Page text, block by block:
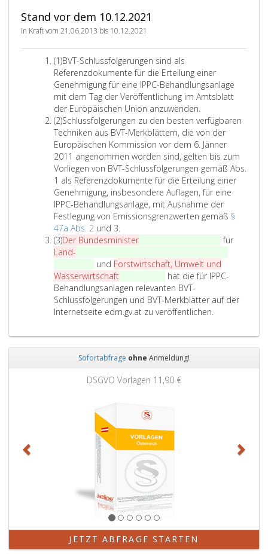
r
u
e
n
z
u
d
e
n
b
e
s
t
e
n
v
e
r
ü
b
a
r
n
e
c
n
B
V
T
-
M
Stand vor dem 10.12.2021
In Kraft vom 21.06.2013 bis 10.12.2021
(1)A
b
s
a
t
z
e
i
n
s
BVT-Schlussfolgerungen sind als
Referenzdokumente für die Erteilung einer
Genehmigung für eine IPPC-Behandlungsanlage
mit dem Tag der Veröffentlichung im Amtsblatt
der Europäischen Union anzuwenden.
(2)A
b
s
a
t
z
2
Schlussfolgerungen zu den besten verfügbaren
Techniken aus BVT-Merkblättern, die von der
Europäischen Kommission vor dem 6. Jänner
2011 angenommen worden sind, gelten bis zum
Vorliegen von BVT-Schlussfolgerungen gemäß Abs.
1 als Referenzdokumente für die Erteilung einer
Genehmigung, insbesondere Auflagen, für eine
IPPC-Behandlungsanlage, mit Ausnahme der
Festlegung von Emissionsgrenzwerten gemäß §
47a Abs. 2 und 3.
c
l
s
s
f
l
g
e
r
u
n
b
e
t
e
(3)A
b
a
t
z
3
Der Bundesminister
für
Land-
und Forstwirtschaft, Umwelt und
Wasserwirtschaft
hat die für IPPC-
Behandlungsanlagen relevanten BVT-
Schlussfolgerungen und BVT-Merkblätter auf der
Internetseite edm.gv.at zu veröffentlichen.
Sofortabfrage ohne Anmeldung!
DSGVO Vorlagen 11,90 €
JETZT ABFRAGE STARTEN